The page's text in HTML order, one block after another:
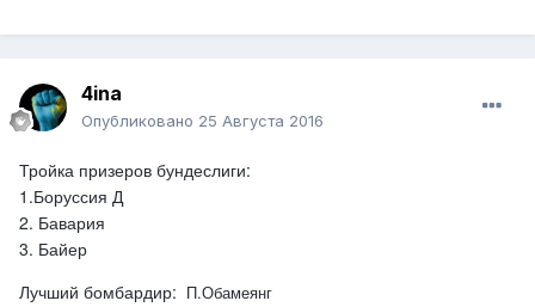
4ina
Опубликовано 25 Августа 2016
Тройка призеров бундеслиги:
1.Боруссия Д
2. Бавария
3. Байер
Лучший бомбардир: П.Обамеянг